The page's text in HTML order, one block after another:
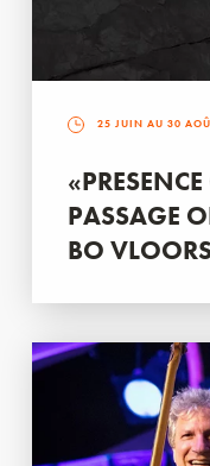
25 JUIN AU 30
PASSAGE
BO